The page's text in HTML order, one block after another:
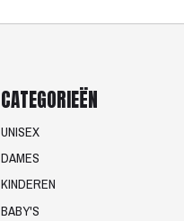
CATEGORIEËN
UNISEX
DAMES
KINDEREN
BABY'S